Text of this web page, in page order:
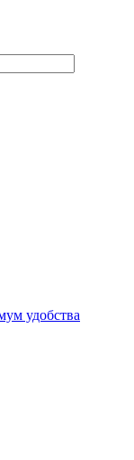
удобства